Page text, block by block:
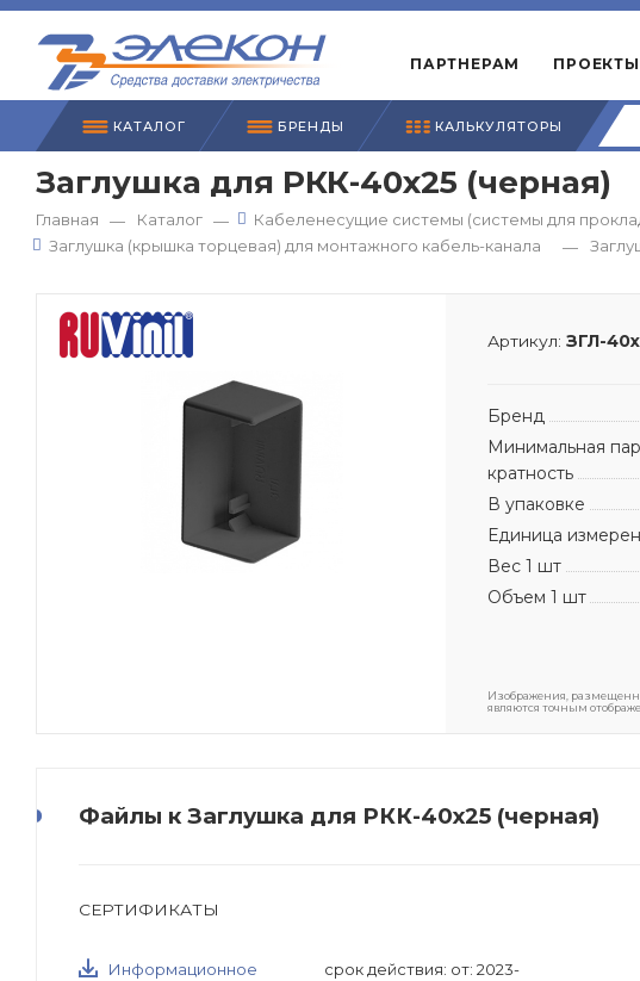
ПАРТНЕРАМ ПРОЕКТЫ
КАТАЛОГ БРЕНДЫ КАЛЬКУЛЯТОРЫ
Заглушка для РКК-40х25 (черная)
Главная — Каталог — Кабеленесущие системы (системы для
Заглушка (крышка торцевая) для монтажного кабель-канала
—
Артикул: ЗГЛ-
Бренд
Минимальная
кратность
В упаковке
Единица
Вес 1 шт
Объем 1 шт
Изображения,
являются точным
Файлы к Заглушка для РКК-40х25 (черная)
СЕРТИФИКАТЫ
Информационное
срок действия: от: 2023-